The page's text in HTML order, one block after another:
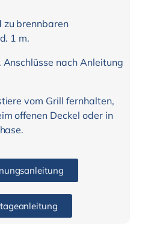
brennbaren
1 m.
Anschlüsse nach Anleitung
vom Grill fernhalten,
offenen Deckel oder in